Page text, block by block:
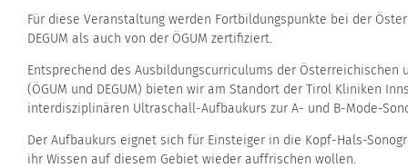
Für diese Veranstaltung werden Fortbildungspunkte bei der
DEGUM als auch von der ÖGUM zertifiziert.
Entsprechend des Ausbildungscurriculums der
(ÖGUM und DEGUM) bieten wir am Standort der Tirol Kliniken
interdisziplinären Ultraschall-Aufbaukurs zur A- und B-Mode-
Der Aufbaukurs eignet sich für Einsteiger in die Kopf-Hals-
ihr Wissen auf diesem Gebiet wieder auffrischen wollen.